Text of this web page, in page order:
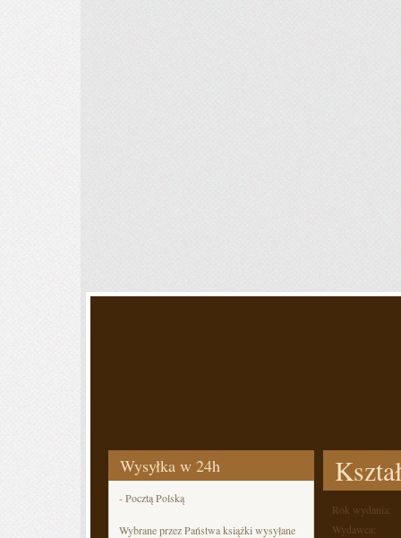
Wysyłka w 24h
- Pocztą Polską
Wybrane przez Państwa książki wysyłane
Rok wydania:
Wydawca: